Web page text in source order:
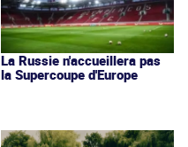
La Russie n'accueillera pas
la Supercoupe d'Europe